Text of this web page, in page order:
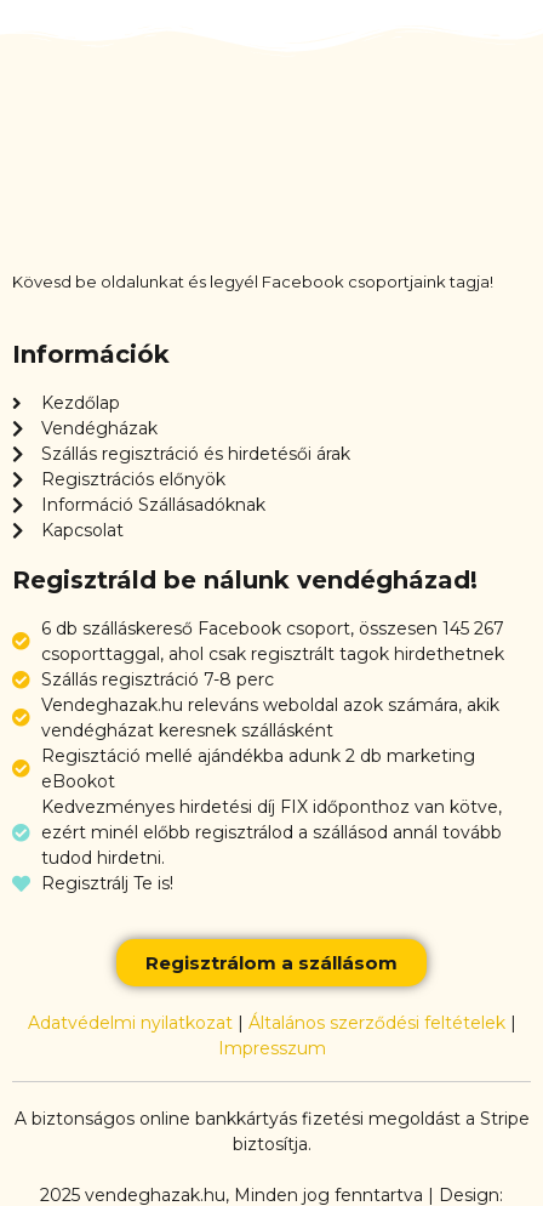
Kövesd be oldalunkat és legyél Facebook csoportjaink tagja!
Információk
Kezdőlap
Vendégházak
Szállás regisztráció és hirdetésői árak
Regisztrációs előnyök
Információ Szállásadóknak
Kapcsolat
Regisztráld be nálunk vendégházad!
6 db szálláskereső Facebook csoport, összesen 145 267
csoporttaggal, ahol csak regisztrált tagok hirdethetnek
Szállás regisztráció 7-8 perc
Vendeghazak.hu releváns weboldal azok számára, akik
vendégházat keresnek szállásként
Regisztáció mellé ajándékba adunk 2 db marketing
eBookot
Kedvezményes hirdetési díj FIX időponthoz van kötve,
ezért minél előbb regisztrálod a szállásod annál tovább
tudod hirdetni.
Regisztrálj Te is!
Regisztrálom a szállásom
Adatvédelmi nyilatkozat| Általános szerződési feltételek|
Impresszum
A biztonságos online bankkártyás fizetési megoldást a Stripe
biztosítja.
2025 vendeghazak.hu, Minden jog fenntartva | Design: